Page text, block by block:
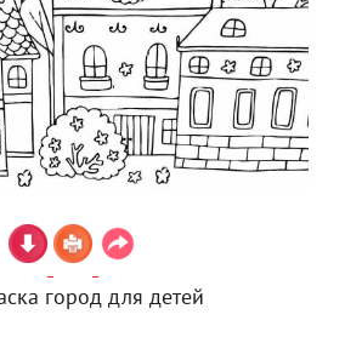
город для детей